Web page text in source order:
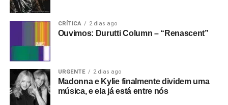
CRÍTICA 2 dias ago
Ouvimos: Durutti Column – “Renascent”
URGENTE 2 dias ago
Madonna e Kylie finalmente dividem uma
música, e ela já está entre nós